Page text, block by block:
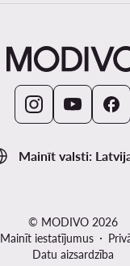
Mainīt valsti:
© MODIVO 2026
Mainīt iestatījumus
Datu aizsardzība